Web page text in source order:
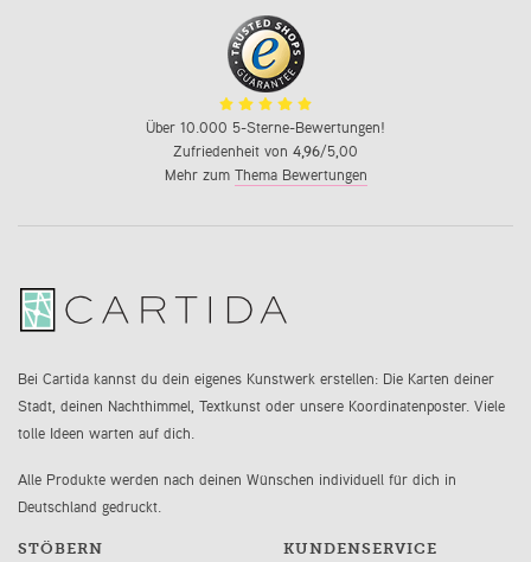
Über 10.000 5-Sterne-Bewertungen!
Zufriedenheit von 4,96/5,00
Mehr zum Thema Bewertungen
Bei Cartida kannst du dein eigenes Kunstwerk erstellen: Die Karten deiner
Stadt, deinen Nachthimmel, Textkunst oder unsere Koordinatenposter. Viele
tolle Ideen warten auf dich.
Alle Produkte werden nach deinen Wünschen individuell für dich in
Deutschland gedruckt.
STÖBERN KUNDENSERVICE